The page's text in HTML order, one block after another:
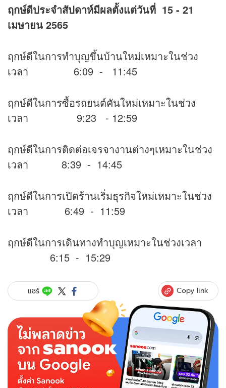
ฤกษ์ดีประจำสัปดาห์มีผลตั้งแต่วันที่ 15 - 21
เมษายน 2565
ฤกษ์ดีในการทำบุญขึ้นบ้านใหม่เหมาะในช่วง
เวลา 6:09 - 11:45
ฤกษ์ดีในการซื้อรถยนต์คันใหม่เหมาะในช่วง
เวลา 9:23 - 12:59
ฤกษ์ดีในการติดต่อเจรจางานต่างๆเหมาะในช่วง
เวลา 8:39 - 14:45
ฤกษ์ดีในการเปิดร้านเริ่มธุรกิจใหม่เหมาะในช่วง
เวลา 6:49 - 11:59
ฤกษ์ดีในการเดินทางทำบุญเหมาะในช่วงเวลา
6:15 - 15:29
แชร์ Copy link